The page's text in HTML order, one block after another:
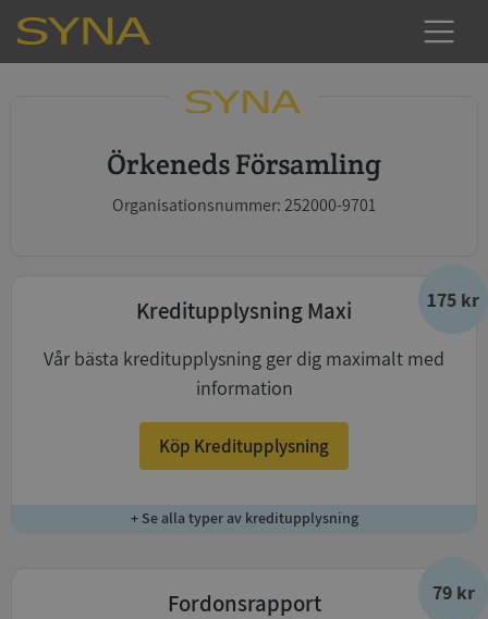
Örkeneds Församling
Organisationsnummer: 252000-9701
175 kr
Kreditupplysning Maxi
Vår bästa kreditupplysning ger dig maximalt med
information
Köp Kreditupplysning
+ Se alla typer av kreditupplysning
79 kr
Fordonsrapport